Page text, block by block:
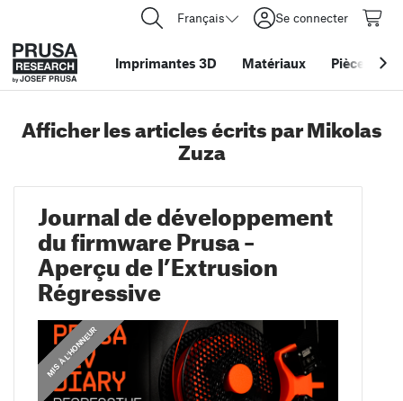
Français Se connecter
Imprimantes 3D Matériaux Pièces &
Afficher les articles écrits par Mikolas
Zuza
Journal de développement
du firmware Prusa –
Aperçu de l’Extrusion
Régressive
ANNONCES
,
ANNONCES
,
MIS À L'HONNEUR
,
GUIDES
,
GUIDES
MIS À L'HONNEUR